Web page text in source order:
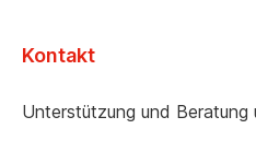
Kontakt
Unterstützung und Beratung